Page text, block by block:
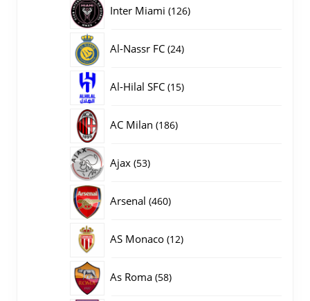
Inter Miami 126126
Al-Nassr FC 2424
Al-Hilal SFC 1515
AC Milan 186186
Ajax 5353
Arsenal 460460
AS Monaco 1212
As Roma 5858